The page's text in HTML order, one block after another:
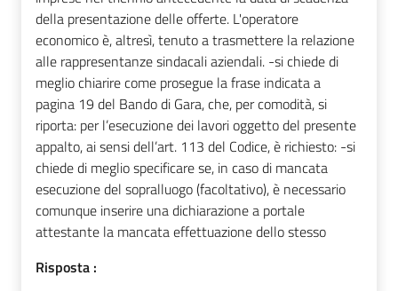
della presentazione delle offerte. L'operatore
economico è, altresì, tenuto a trasmettere la relazione
alle rappresentanze sindacali aziendali. -si chiede di
meglio chiarire come prosegue la frase indicata a
pagina 19 del Bando di Gara, che, per comodità, si
riporta: per l’esecuzione dei lavori oggetto del presente
appalto, ai sensi dell’art. 113 del Codice, è richiesto: -si
chiede di meglio specificare se, in caso di mancata
esecuzione del sopralluogo (facoltativo), è necessario
comunque inserire una dichiarazione a portale
attestante la mancata effettuazione dello stesso
Risposta :